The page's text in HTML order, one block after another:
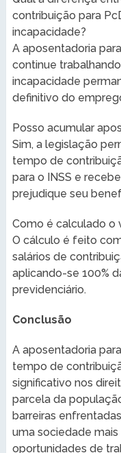
contribuição para
incapacidade?
A aposentadoria
continue
incapacidade
definitivo do
Posso acumular
Sim, a legislação
tempo de
para o INSS e
prejudique seu
Como é calculado o
O cálculo é feito
salários de
aplicando-se 100%
previdenciário.
Conclusão
A aposentadoria
tempo de
significativo nos
parcela da
barreiras
uma sociedade
oportunidades de